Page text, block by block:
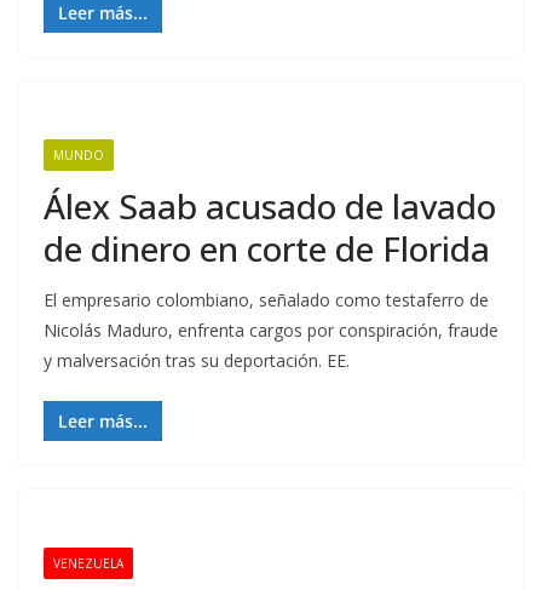
Leer más...
MUNDO
Álex Saab acusado de lavado
de dinero en corte de Florida
El empresario colombiano, señalado como testaferro de
Nicolás Maduro, enfrenta cargos por conspiración, fraude
y malversación tras su deportación. EE.
Leer más...
VENEZUELA